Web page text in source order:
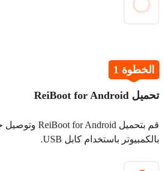
الخطوة 1
تحميل ReiBoot for Android
بالكمبيوتر باستخدام كابل USB.